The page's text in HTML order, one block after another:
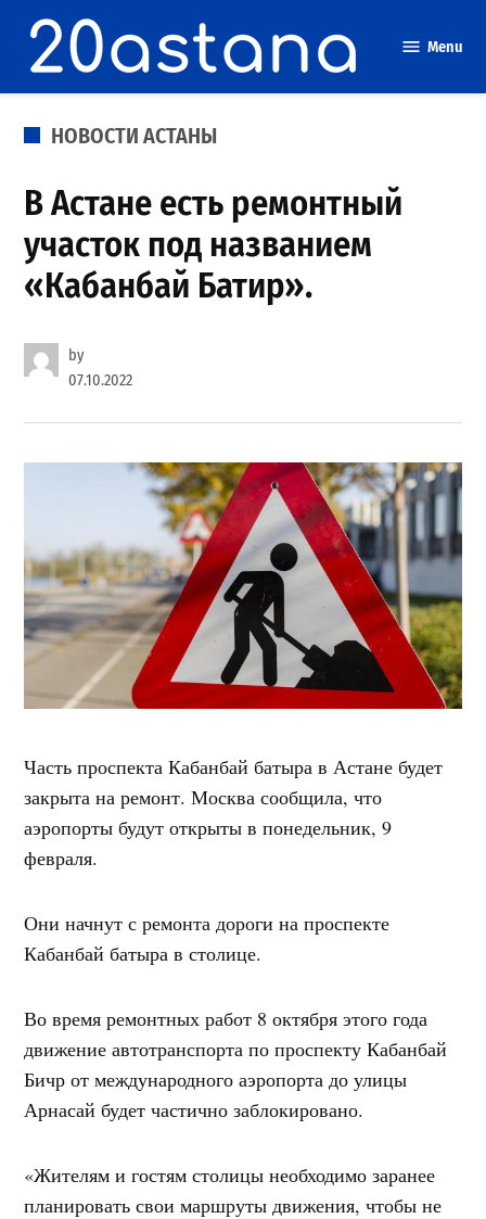
content
Menu
POSTED
НОВОСТИ АСТАНЫ
В Астане есть ремонтный
участок под названием
«Кабанбай Батир».
by
07.10.2022
Часть проспекта Кабанбай батыра в Астане будет
закрыта на ремонт. Москва сообщила, что
аэропорты будут открыты в понедельник, 9
февраля.
Они начнут с ремонта дороги на проспекте
Кабанбай батыра в столице.
Во время ремонтных работ 8 октября этого года
движение автотранспорта по проспекту Кабанбай
Бичр от международного аэропорта до улицы
Арнасай будет частично заблокировано.
«Жителям и гостям столицы необходимо заранее
планировать свои маршруты движения, чтобы не